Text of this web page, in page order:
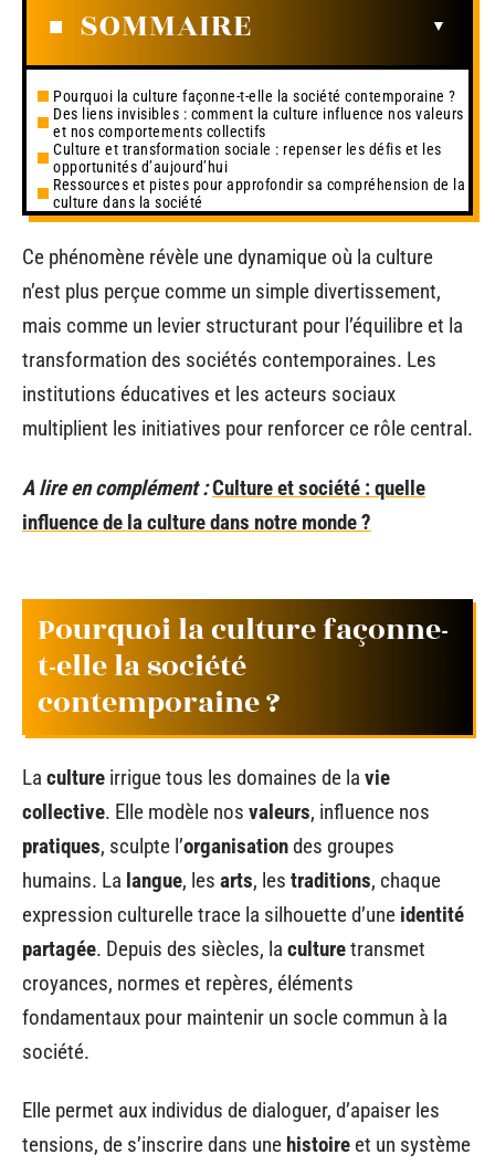
SOMMAIRE
Pourquoi la culture façonne-t-elle la société contemporaine ?
Des liens invisibles : comment la culture influence nos valeurs
et nos comportements collectifs
Culture et transformation sociale : repenser les défis et les
opportunités d’aujourd’hui
Ressources et pistes pour approfondir sa compréhension de la
culture dans la société
Ce phénomène révèle une dynamique où la culture
n’est plus perçue comme un simple divertissement,
mais comme un levier structurant pour l’équilibre et la
transformation des sociétés contemporaines. Les
institutions éducatives et les acteurs sociaux
multiplient les initiatives pour renforcer ce rôle central.
A lire en complément :Culture et société : quelle
influence de la culture dans notre monde ?
Pourquoi la culture façonne-
t-elle la société
contemporaine ?
La culture irrigue tous les domaines de la vie
collective. Elle modèle nos valeurs, influence nos
pratiques, sculpte l’organisationdes groupes
humains. La langue, les arts, les traditions, chaque
expression culturelle trace la silhouette d’une identité
partagée. Depuis des siècles, la culturetransmet
croyances, normes et repères, éléments
fondamentaux pour maintenir un socle commun à la
société.
Elle permet aux individus de dialoguer, d’apaiser les
tensions, de s’inscrire dans une histoire et un système